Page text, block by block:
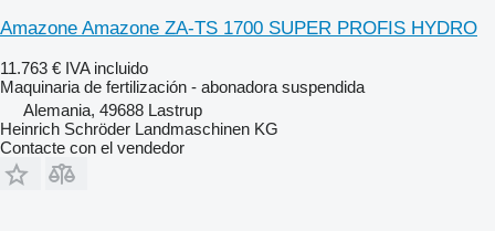
Amazone Amazone ZA-TS 1700 SUPER PROFIS HYDRO
11.763 € IVA incluido
Maquinaria de fertilización - abonadora suspendida
Alemania, 49688 Lastrup
Heinrich Schröder Landmaschinen KG
Contacte con el vendedor